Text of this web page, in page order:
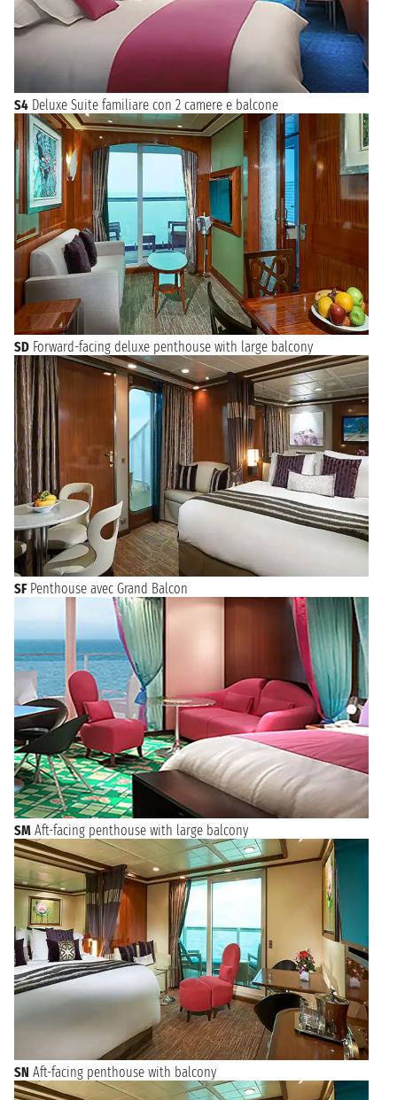
S4 Deluxe Suite familiare con 2 camere e balcone
SD Forward-facing deluxe penthouse with large balcony
SF Penthouse avec Grand Balcon
SM Aft-facing penthouse with large balcony
SN Aft-facing penthouse with balcony